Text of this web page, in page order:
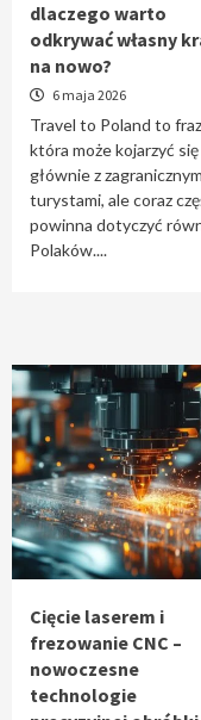
1
Travel
własny
2
Cięcie
4
Czy
geodety
5
dlaczego warto
odkrywać własny
na nowo?
6 maja 2026
Travel to Poland to
która może kojarzyć się
głównie z
turystami, ale coraz
powinna dotyczyć
Polaków....
Cięcie laserem i
frezowanie CNC –
nowoczesne
technologie